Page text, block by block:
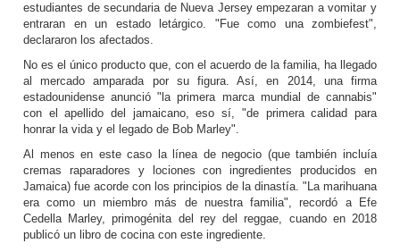
estudiantes de secundaria de Nueva Jersey empezaran a vomitar y
entraran en un estado letárgico. "Fue como una zombiefest",
declararon los afectados.
No es el único producto que, con el acuerdo de la familia, ha llegado
al mercado amparada por su figura. Así, en 2014, una firma
estadounidense anunció "la primera marca mundial de cannabis"
con el apellido del jamaicano, eso sí, "de primera calidad para
honrar la vida y el legado de Bob Marley".
Al menos en este caso la línea de negocio (que también incluía
cremas raparadores y lociones con ingredientes producidos en
Jamaica) fue acorde con los principios de la dinastía. "La marihuana
era como un miembro más de nuestra familia", recordó a Efe
Cedella Marley, primogénita del rey del reggae, cuando en 2018
publicó un libro de cocina con este ingrediente.